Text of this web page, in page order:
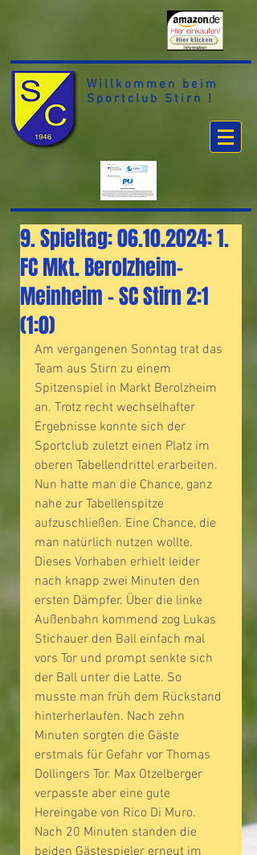
Willkommen beim
Sportclub Stirn !
9. Spieltag: 06.10.2024: 1.
FC Mkt. Berolzheim-
Meinheim – SC Stirn 2:1
(1:0)
Am vergangenen Sonntag trat das
Team aus Stirn zu einem
Spitzenspiel in Markt Berolzheim
an. Trotz recht wechselhafter
Ergebnisse konnte sich der
Sportclub zuletzt einen Platz im
oberen Tabellendrittel erarbeiten.
Nun hatte man die Chance, ganz
nahe zur Tabellenspitze
aufzuschließen. Eine Chance, die
man natürlich nutzen wollte.
Dieses Vorhaben erhielt leider
nach knapp zwei Minuten den
ersten Dämpfer. Über die linke
Außenbahn kommend zog Lukas
Stichauer den Ball einfach mal
vors Tor und prompt senkte sich
der Ball unter die Latte. So
musste man früh dem Rückstand
hinterherlaufen. Nach zehn
Minuten sorgten die Gäste
erstmals für Gefahr vor Thomas
Dollingers Tor. Max Otzelberger
verpasste aber eine gute
Hereingabe von Rico Di Muro.
Nach 20 Minuten standen die
beiden Gästespieler erneut im